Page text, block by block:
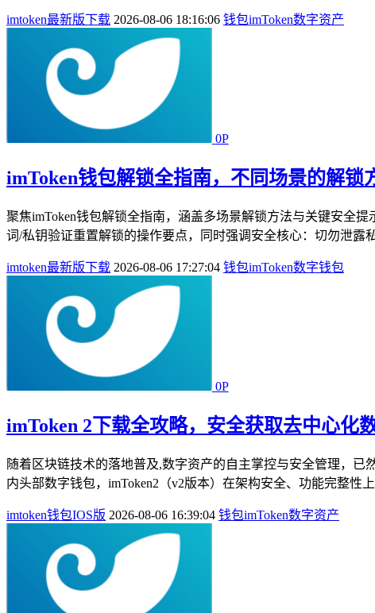
imtoken最新版下载 2026-08-06 18:16:06 钱包imToken数字资产
0P
imToken钱包解锁全指南，不同场景的解锁
聚焦imToken钱包解锁全指南，涵盖多场景解锁方法与关键安全
词/私钥验证重置解锁的操作要点，同时强调安全核心：切勿泄
imtoken最新版下载 2026-08-06 17:27:04 钱包imToken数字钱包
0P
imToken 2下载全攻略，安全获取去中心化
随着区块链技术的落地普及,数字资产的自主掌控与安全管理，
内头部数字钱包，imToken2（v2版本）在架构安全、功能完整
imtoken钱包IOS版 2026-08-06 16:39:04 钱包imToken数字资产